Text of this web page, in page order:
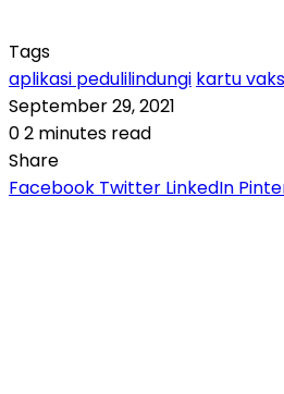
Tags
aplikasi pedulilindungi kartu
September 29, 2021
02 minutes read
Share
Facebook Twitter LinkedIn